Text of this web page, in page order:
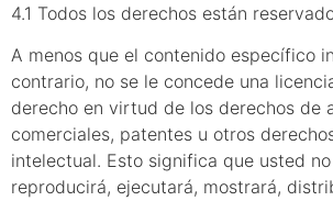
4.1 Todos los derechos están
A menos que el contenido específico
contrario, no se le concede una
derecho en virtud de los derechos de
comerciales, patentes u otros
intelectual. Esto significa que usted
reproducirá, ejecutará, mostrará,